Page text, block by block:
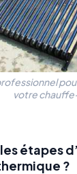
votre
étapes
?